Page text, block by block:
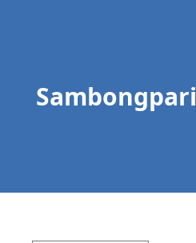
Sambongpari